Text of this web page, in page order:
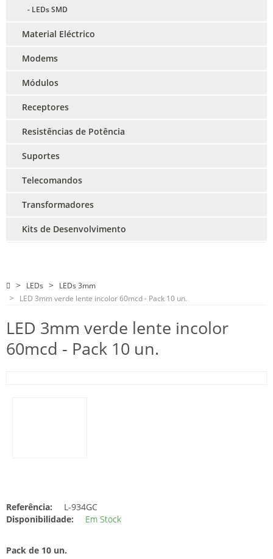
- LEDs SMD
Material Eléctrico
Modems
Módulos
Receptores
Resistências de Potência
Suportes
Telecomandos
Transformadores
Kits de Desenvolvimento
LEDs
LEDs 3mm
LED 3mm verde lente incolor 60mcd - Pack 10 un.
LED 3mm verde lente incolor
60mcd - Pack 10 un.
Referência:
L-934GC
Disponibilidade:
Em Stock
Pack de 10 un.